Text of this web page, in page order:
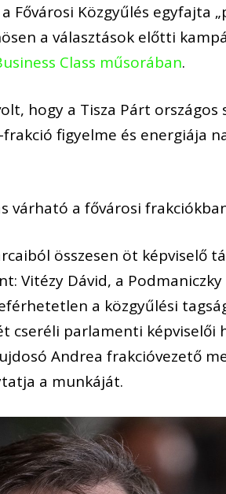
Fővárosi Közgyűlés
a választások előtti
Class műsorában.
hogy a Tisza Párt
figyelme és energiája
várható a fővárosi
összesen öt képviselő
Vitézy Dávid, a
a közgyűlési
cseréli parlamenti képviselői
Andrea frakcióvezető
a munkáját.